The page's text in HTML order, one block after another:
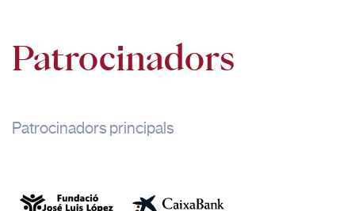
Patrocinadors
Patrocinadors principals